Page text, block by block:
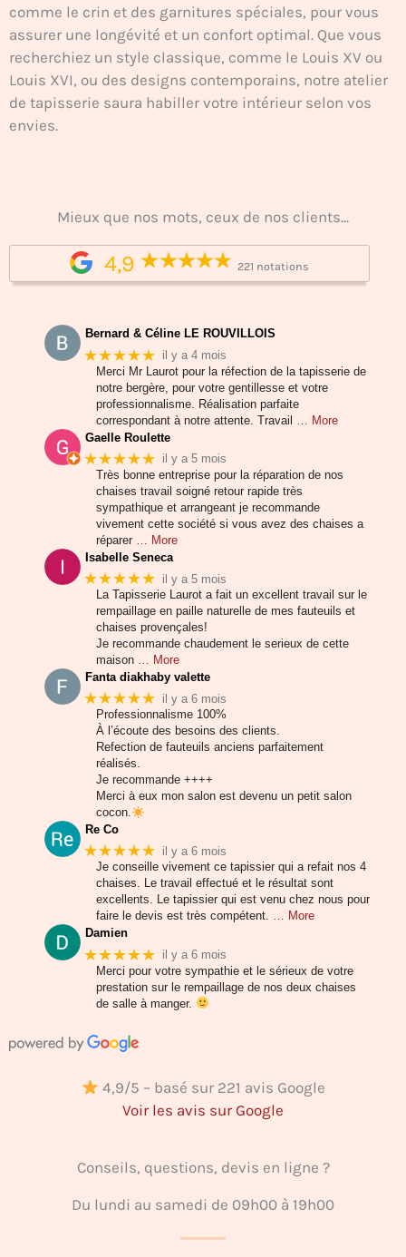
comme le crin et des garnitures spéciales, pour vous
assurer une longévité et un confort optimal. Que vous
recherchiez un style classique, comme le Louis XV ou
Louis XVI, ou des designs contemporains, notre atelier
de tapisserie saura habiller votre intérieur selon vos
envies.
Mieux que nos mots, ceux de nos clients...
4,9 221 notations
Bernard & Céline LE ROUVILLOIS
★★★★★ il y a 4 mois
Merci Mr Laurot pour la réfection de la tapisserie de
notre bergère, pour votre gentillesse et votre
professionnalisme. Réalisation parfaite
correspondant à notre attente. Travail
… More
Gaelle Roulette
★★★★★ il y a 5 mois
Très bonne entreprise pour la réparation de nos
chaises travail soigné retour rapide très
sympathique et arrangeant je recommande
vivement cette société si vous avez des chaises a
réparer
… More
Isabelle Seneca
★★★★★ il y a 5 mois
La Tapisserie Laurot a fait un excellent travail sur le
rempaillage en paille naturelle de mes fauteuils et
chaises provençales!
Je recommande chaudement le serieux de cette
maison … More
Fanta diakhaby valette
★★★★★ il y a 6 mois
Professionnalisme 100%
À l’écoute des besoins des clients.
Refection de fauteuils anciens parfaitement
réalisés.
Je recommande ++++
Merci à eux mon salon est devenu un petit salon
cocon.
Re Co
★★★★★ il y a 6 mois
Je conseille vivement ce tapissier qui a refait nos 4
chaises. Le travail effectué et le résultat sont
excellents. Le tapissier qui est venu chez nous pour
faire le devis est très compétent. … More
Damien
★★★★★ il y a 6 mois
Merci pour votre sympathie et le sérieux de votre
prestation sur le rempaillage de nos deux chaises
de salle à manger.
4,9/5 – basé sur 221 avis Google
Voir les avis sur Google
Conseils, questions, devis en ligne ?
Du lundi au samedi de 09h00 à 19h00